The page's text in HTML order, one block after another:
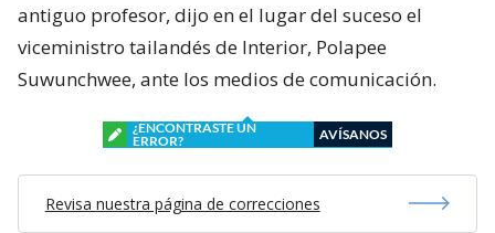
antiguo profesor, dijo en el lugar del suceso el
viceministro tailandés de Interior, Polapee
Suwunchwee, ante los medios de comunicación.
¿ENCONTRASTE UN
ERROR?
AVÍSANOS
Revisa nuestra página de correcciones